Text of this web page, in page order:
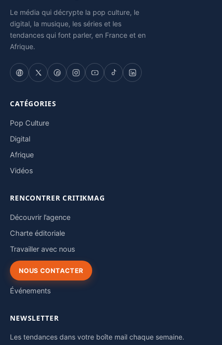
Le média qui décrypte la pop culture, le
digital, la musique, les séries et les
tendances qui font parler, en France et en
Afrique.
CATÉGORIES
Pop Culture
Digital
Afrique
Vidéos
RENCONTRER CRITIKMAG
Découvrir l’agence
Charte éditoriale
Travailler avec nous
NOUS CONTACTER
Événements
NEWSLETTER
Les tendances dans votre boîte mail chaque semaine.